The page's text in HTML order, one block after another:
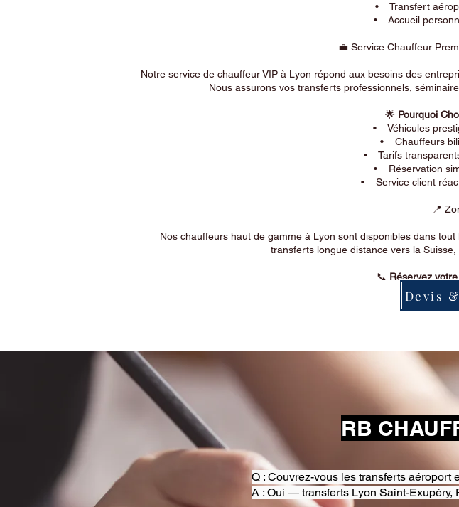
• Transfert
• Accueil
💼 Service Chauffeur
Notre service de chauffeur VIP à Lyon répond aux besoins des
Nous assurons vos transferts professionnels,
🌟 Pourquoi
• Véhicules
• Chauffeurs
• Tarifs
• Réservation
• Service client
📍
Nos chauffeurs haut de gamme à Lyon sont disponibles dans
transferts longue distance vers la Suisse,
📞 Réservez
Devis
RB
Q : Couvrez-vous les transferts aéroport
A : Oui — transferts Lyon Saint-Exupéry,